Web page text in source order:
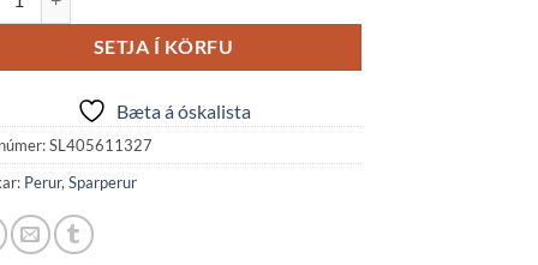
SETJA Í KÖRFU
Bæta á óskalista
SL405611327
Perur, Sparperur